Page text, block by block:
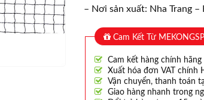
– Nơi sản xuất: Nha Trang –
Cam Kết Từ
Cam kết hàng chính hãng
Xuất hóa đơn VAT chính
Vận chuyển, thanh toán
Giao hàng nhanh trong